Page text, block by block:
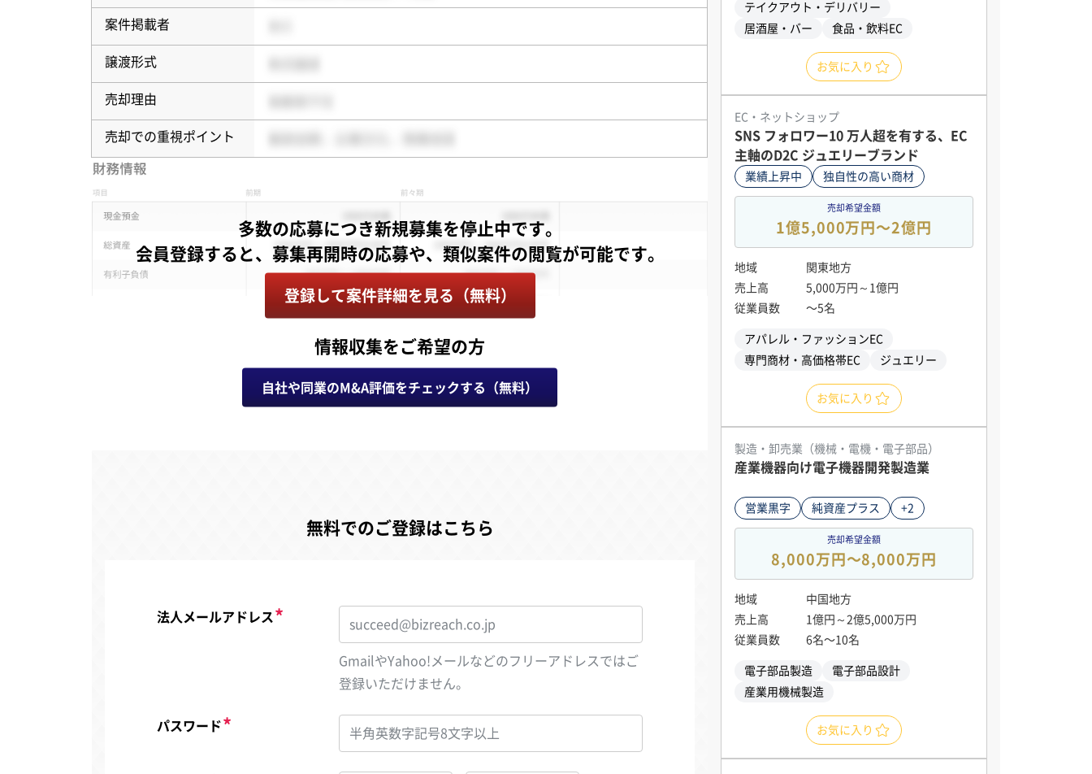
案件掲載者
譲渡形式
売却理由
売却での重視ポイント
多数の応募につき新規募集を停止中です。
登録して案件詳細を見る（無料）
情報収集をご希望の方
自社や同業のM&A評価をチェックする（無料）
無料でのご登録はこちら
法人メールアドレス
GmailやYahoo!メールなどのフリーアドレスではご
登録いただけません。
パスワード
テイクアウト・デリバリー
居酒屋・バー
食品・飲料EC
お気に入り
EC・ネットショップ
SNS フォロワー10 万人超を有する、EC
主軸のD2C ジュエリーブランド
業績上昇中 独自性の高い商材
売却希望金額
1億5,000万円〜2億円
地域
関東地方
売上高
5,000万円～1億円
従業員数
〜5名
アパレル・ファッションEC
専門商材・高価格帯EC
ジュエリー
お気に入り
製造・卸売業（機械・電機・電子部品）
産業機器向け電子機器開発製造業
営業黒字 純資産プラス +2
売却希望金額
8,000万円〜8,000万円
地域
中国地方
売上高
1億円～2億5,000万円
従業員数
6名〜10名
電子部品製造
電子部品設計
産業用機械製造
お気に入り